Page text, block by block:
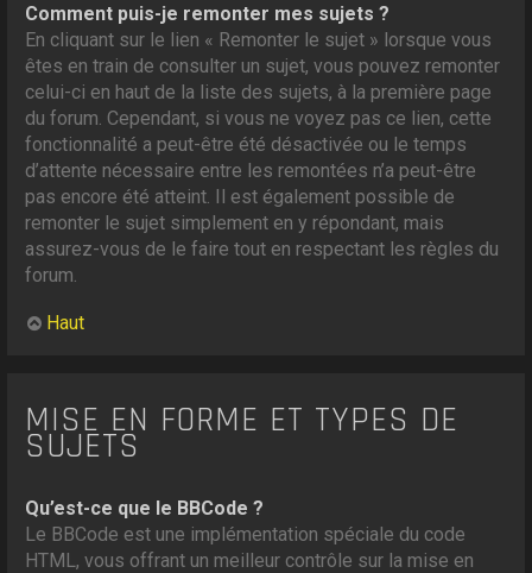
Comment puis-je remonter mes sujets ?
En cliquant sur le lien « Remonter le sujet » lorsque vous
êtes en train de consulter un sujet, vous pouvez remonter
celui-ci en haut de la liste des sujets, à la première page
du forum. Cependant, si vous ne voyez pas ce lien, cette
fonctionnalité a peut-être été désactivée ou le temps
d’attente nécessaire entre les remontées n’a peut-être
pas encore été atteint. Il est également possible de
remonter le sujet simplement en y répondant, mais
assurez-vous de le faire tout en respectant les règles du
forum.
Haut
MISE EN FORME ET TYPES DE
SUJETS
Qu’est-ce que le BBCode ?
Le BBCode est une implémentation spéciale du code
HTML, vous offrant un meilleur contrôle sur la mise en